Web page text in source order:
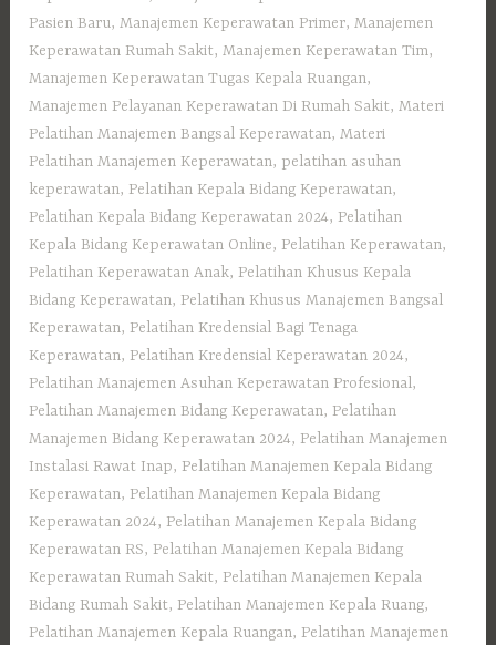
Pasien Baru,Manajemen Keperawatan Primer,Manajemen
Keperawatan Rumah Sakit,Manajemen Keperawatan Tim,
Manajemen Keperawatan Tugas Kepala Ruangan,
Manajemen Pelayanan Keperawatan Di Rumah Sakit,Materi
Pelatihan Manajemen Bangsal Keperawatan,Materi
Pelatihan Manajemen Keperawatan, pelatihan asuhan
keperawatan, Pelatihan Kepala Bidang Keperawatan,
Pelatihan Kepala Bidang Keperawatan 2024, Pelatihan
Kepala Bidang Keperawatan Online, Pelatihan Keperawatan,
Pelatihan Keperawatan Anak, Pelatihan Khusus Kepala
Bidang Keperawatan, Pelatihan Khusus Manajemen Bangsal
Keperawatan, Pelatihan Kredensial Bagi Tenaga
Keperawatan, Pelatihan Kredensial Keperawatan 2024,
Pelatihan Manajemen Asuhan Keperawatan Profesional,
Pelatihan Manajemen Bidang Keperawatan, Pelatihan
Manajemen Bidang Keperawatan 2024, Pelatihan Manajemen
Instalasi Rawat Inap, Pelatihan Manajemen Kepala Bidang
Keperawatan, Pelatihan Manajemen Kepala Bidang
Keperawatan 2024, Pelatihan Manajemen Kepala Bidang
Keperawatan RS, Pelatihan Manajemen Kepala Bidang
Keperawatan Rumah Sakit, Pelatihan Manajemen Kepala
Bidang Rumah Sakit, Pelatihan Manajemen Kepala Ruang,
Pelatihan Manajemen Kepala Ruangan, Pelatihan Manajemen